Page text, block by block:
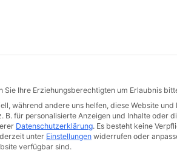
Sie Ihre Erziehungsberechtigten um Erlaubnis
während andere uns helfen, diese Website und
für personalisierte Anzeigen und Inhalte oder
Datenschutzerklärung. Es besteht keine
unter Einstellungen widerrufen oder
verfügbar sind.